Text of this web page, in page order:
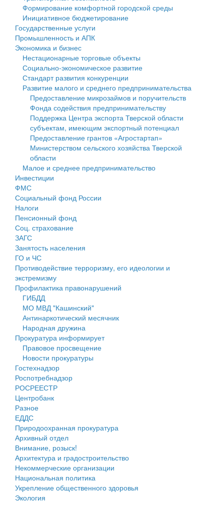
Государственные услуги
Промышленность и АПК
Экономика и бизнес
Символика
Устав
Гостям округа
Туризм
Культура
Образование
Здравоохранение
Социальная защита
Фотоальбом
муниципального округа Тверской области
Администрация Кашинского муниципального округа
Тверской области
Управление сельскими территориями
Открытые данные
Работа с обращениями граждан
Муниципальный контроль
Муниципальные услуги
Проекты административных регламентов
Антимонопольный комплаенс
Противодействие коррупции
Финансовое управление
Бюджет для граждан
Имущество
Выявление правообладателей ранее учтенных
объектов недвижимости
Имущественная поддержка субъектов малого и
среднего предпринимательства
Информационная поддержка субъектов малого и
среднего предпринимательства
Муниципальные программы
Контрольно-счетная палата
Персональные данные
Оценка регулирующего воздействия
Деятельность МУ
Нормативы градостроительного проектирования
Правила землепользования и застройки
Генеральные планы
Проекты планировки территории
Собрание депутатов
Городское поселение
Сельские поселения
Формирование комфортной городской среды
Инициативное бюджетирование
Государственные услуги
Промышленность и АПК
Экономика и бизнес
Нестационарные торговые объекты
Социально-экономическое развитие
Стандарт развития конкуренции
Развитие малого и среднего предпринимательства
Предоставление микрозаймов и поручительств
Фонда содействия предпринимательству
Поддержка Центра экспорта Тверской области
субъектам, имеющим экспортный потенциал
Предоставление грантов «Агростартап»
Министерством сельского хозяйства Тверской
области
Малое и среднее предпринимательство
Инвестиции
ФМС
Социальный фонд России
Налоги
Пенсионный фонд
Соц. страхование
ЗАГС
Занятость населения
ГО и ЧС
Противодействие терроризму, его идеологии и
экстремизму
Профилактика правонарушений
ГИБДД
МО МВД "Кашинский"
Антинаркотический месячник
Народная дружина
Прокуратура информирует
Правовое просвещение
Новости прокуратуры
Гостехнадзор
Роспотребнадзор
РОСРЕЕСТР
Центробанк
Разное
ЕДДС
Природоохранная прокуратура
Архивный отдел
Внимание, розыск!
Архитектура и градостроительство
Некоммерческие организации
Национальная политика
Укрепление общественного здоровья
Экология